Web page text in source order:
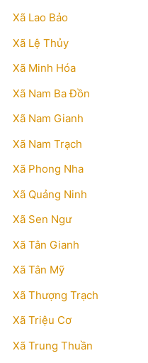
Xã Lao Bảo
Xã Lệ Thủy
Xã Minh Hóa
Xã Nam Ba Đồn
Xã Nam Gianh
Xã Nam Trạch
Xã Phong Nha
Xã Quảng Ninh
Xã Sen Ngư
Xã Tân Gianh
Xã Tân Mỹ
Xã Thượng Trạch
Xã Triệu Cơ
Xã Trung Thuần